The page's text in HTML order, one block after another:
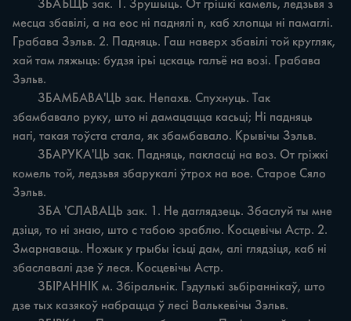
месца збавілі, а на eoc ні паднялі n, каб хлопцы ні памаглі.
Грабава Зэльв. 2. Падняць. Гаш наверх збавілі той кругляк,
хай там ляжыцъ: будзя ірьі цскаць галъё на возі. Грабава
Зэльв.
збамбавало руку, што ні дамацацца касьці; Hi падняць
нагі, такая тоўста стала, як збамбавало. Крывічы Зэльв.
комель той, ледзьвя збарукалі ўтрох на вое. Старое Сяло
Зэльв.
дзіця, то ні знаю, што с табою зраблю. Косцевічы Астр. 2.
Змарнаваць. Ножык у грыбы ісьці дам, алі глядзіця, каб ні
збаславалі дзе ў леся. Косцевічы Астр.
дзе тых казякоў набрацца ў лесі Валькевічы Зэльв.